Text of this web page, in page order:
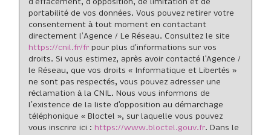
Familles avec 3 enfants 5,54 %
d’effacement, d’opposition, de limitation et de
portabilité de vos données. Vous pouvez retirer votre
consentement à tout moment en contactant
directement l’Agence / Le Réseau. Consultez le site
https://cnil.fr/fr pour plus d’informations sur vos
droits. Si vous estimez, après avoir contacté l'Agence /
le Réseau, que vos droits « Informatique et Libertés »
ne sont pas respectés, vous pouvez adresser une
réclamation à la CNIL. Nous vous informons de
l’existence de la liste d'opposition au démarchage
téléphonique « Bloctel », sur laquelle vous pouvez
vous inscrire ici :
https://www.bloctel.gouv.fr. Dans le